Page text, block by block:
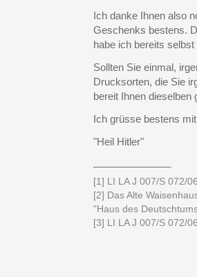
Ich danke Ihnen also
Geschenks bestens.
habe ich bereits
Sollten Sie einmal,
Drucksorten, die Sie
bereit Ihnen dieselben
Ich grüsse bestens
"Heil Hitler"
[1] LI LA J 007/S 072/
[2] Das Alte
"Haus des
[3] LI LA J 007/S 072/